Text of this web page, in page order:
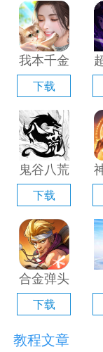
器」
我本千金
手游电脑
版「含模
拟器」
下载
鬼谷八荒
手游电脑
版「含模
拟器」
下载
合金弹头
觉醒电脑
版「含模
拟器」
下载
教程文章